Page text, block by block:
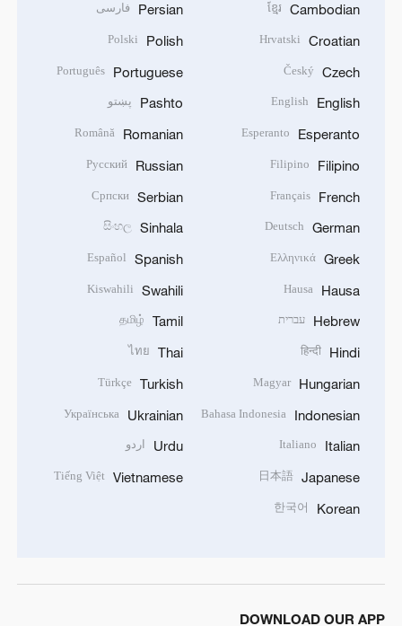
Cambodian
ខ្មែរ
Croatian
Hrvatski
Czech
Český
English
English
Esperanto
Esperanto
Filipino
Filipino
French
Français
German
Deutsch
Greek
Ελληνικά
Hausa
Hausa
Hebrew עברית
Hindi
हिन्दी
Hungarian
Magyar
Indonesian
Bahasa Indonesia
Italian
Italiano
Japanese
日本語
Korean
한국어
Persian فارسی
Polish
Polski
Portuguese
Português
Pashto پښتو
Romanian
Română
Russian
Русский
Serbian
Српски
Sinhala
සිංහල
Spanish
Español
Swahili
Kiswahili
Tamil
தமிழ்
Thai
ไทย
Turkish
Türkçe
Ukrainian
Українська
Urdu اردو
Vietnamese
Tiếng Việt
DOWNLOAD OUR APP